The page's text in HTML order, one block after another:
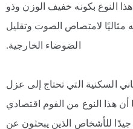
النوع بكونه خفيف الوزن وذو
مثاليًا لامتصاص الصوت وتقليل
الضوضاء الخارجية.
السكنية التي تحتاج إلى عزل
هذا النوع من الفوم اقتصادي
جيدًا للأشخاص الذين يبحثون عن